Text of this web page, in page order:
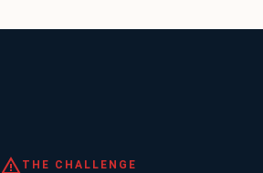
THE CHALLENGE